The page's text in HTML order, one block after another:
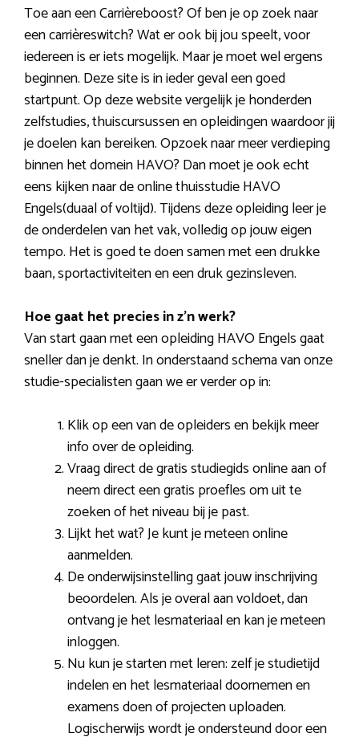
Toe aan een Carrièreboost? Of ben je op zoek naar
een carrièreswitch? Wat er ook bij jou speelt, voor
iedereen is er iets mogelijk. Maar je moet wel ergens
beginnen. Deze site is in ieder geval een goed
startpunt. Op deze website vergelijk je honderden
zelfstudies, thuiscursussen en opleidingen waardoor jij
je doelen kan bereiken. Opzoek naar meer verdieping
binnen het domein HAVO? Dan moet je ook echt
eens kijken naar de online thuisstudie HAVO
Engels(duaal of voltijd). Tijdens deze opleiding leer je
de onderdelen van het vak, volledig op jouw eigen
tempo. Het is goed te doen samen met een drukke
baan, sportactiviteiten en een druk gezinsleven.
Hoe gaat het precies in z’n werk?
Van start gaan met een opleiding HAVO Engels gaat
sneller dan je denkt. In onderstaand schema van onze
studie-specialisten gaan we er verder op in:
Klik op een van de opleiders en bekijk meer
info over de opleiding.
Vraag direct de gratis studiegids online aan of
neem direct een gratis proefles om uit te
zoeken of het niveau bij je past.
Lijkt het wat? Je kunt je meteen online
aanmelden.
De onderwijsinstelling gaat jouw inschrijving
beoordelen. Als je overal aan voldoet, dan
ontvang je het lesmateriaal en kan je meteen
inloggen.
Nu kun je starten met leren: zelf je studietijd
indelen en het lesmateriaal doornemen en
examens doen of projecten uploaden.
Logischerwijs wordt je ondersteund door een